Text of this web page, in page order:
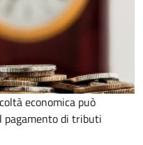
economica può
pagamento di tributi